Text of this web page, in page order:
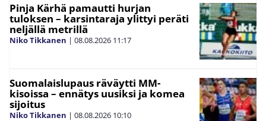
Pinja Kärhä pamautti hurjan
tuloksen – karsintaraja ylittyi peräti
neljällä metrillä
Niko Tikkanen | 08.08.2026 11:17
Suomalaislupaus räväytti MM-
kisoissa – ennätys uusiksi ja komea
sijoitus
Niko Tikkanen | 08.08.2026 10:10